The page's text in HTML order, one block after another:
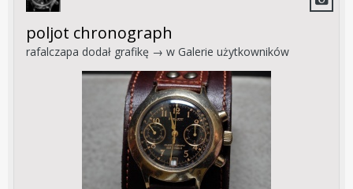
poljot chronograph
rafalczapa dodał grafikę → w Galerie użytkowników